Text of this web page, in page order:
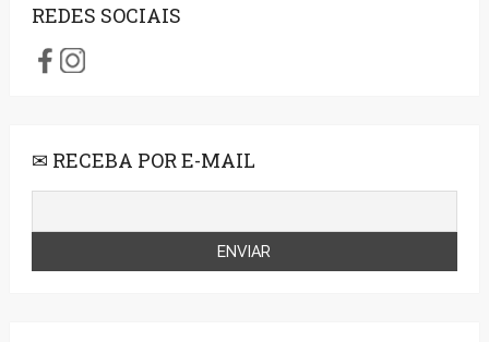
REDES SOCIAIS
✉ RECEBA POR E-MAIL